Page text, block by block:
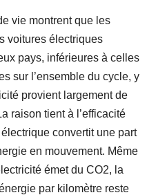
vie montrent que les
voitures électriques
pays, inférieures à celles
sur l’ensemble du cycle, y
provient largement de
raison tient à l’efficacité
convertit une part
en mouvement. Même
émet du CO2, la
par kilomètre reste